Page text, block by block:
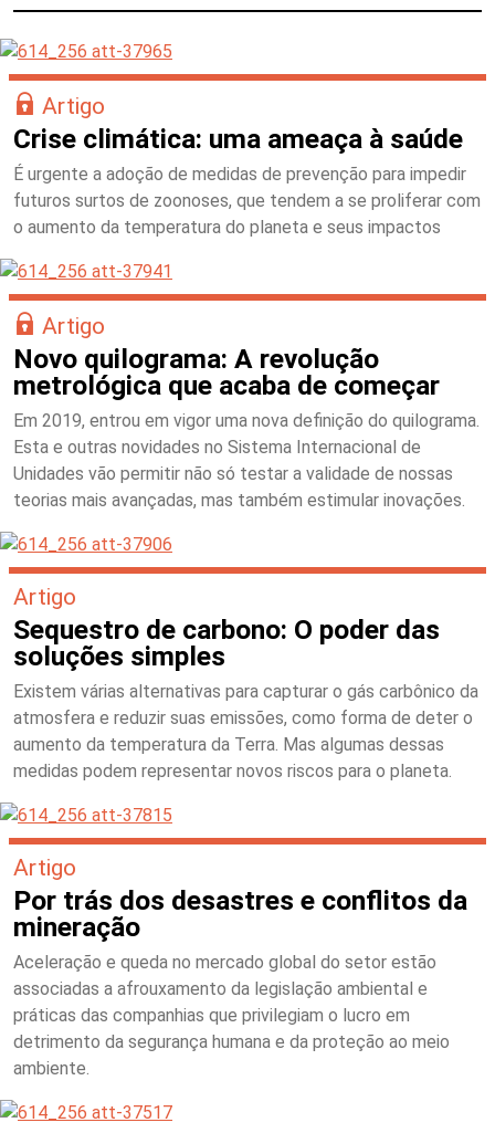
Artigo
Crise climática: uma ameaça à saúde
É urgente a adoção de medidas de prevenção para impedir
futuros surtos de zoonoses, que tendem a se proliferar com
o aumento da temperatura do planeta e seus impactos
Artigo
Novo quilograma: A revolução
metrológica que acaba de começar
Em 2019, entrou em vigor uma nova definição do quilograma.
Esta e outras novidades no Sistema Internacional de
Unidades vão permitir não só testar a validade de nossas
teorias mais avançadas, mas também estimular inovações.
Artigo
Sequestro de carbono: O poder das
soluções simples
Existem várias alternativas para capturar o gás carbônico da
atmosfera e reduzir suas emissões, como forma de deter o
aumento da temperatura da Terra. Mas algumas dessas
medidas podem representar novos riscos para o planeta.
Artigo
Por trás dos desastres e conflitos da
mineração
Aceleração e queda no mercado global do setor estão
associadas a afrouxamento da legislação ambiental e
práticas das companhias que privilegiam o lucro em
detrimento da segurança humana e da proteção ao meio
ambiente.